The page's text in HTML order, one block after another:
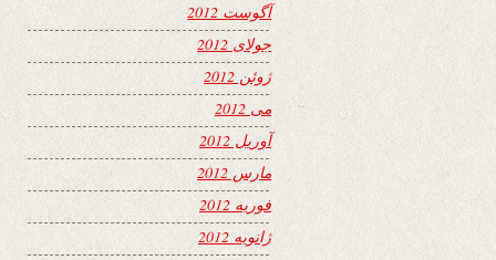
آگوست 2012
جولای 2012
ژوئن 2012
می 2012
آوریل 2012
مارس 2012
فوریه 2012
ژانویه 2012